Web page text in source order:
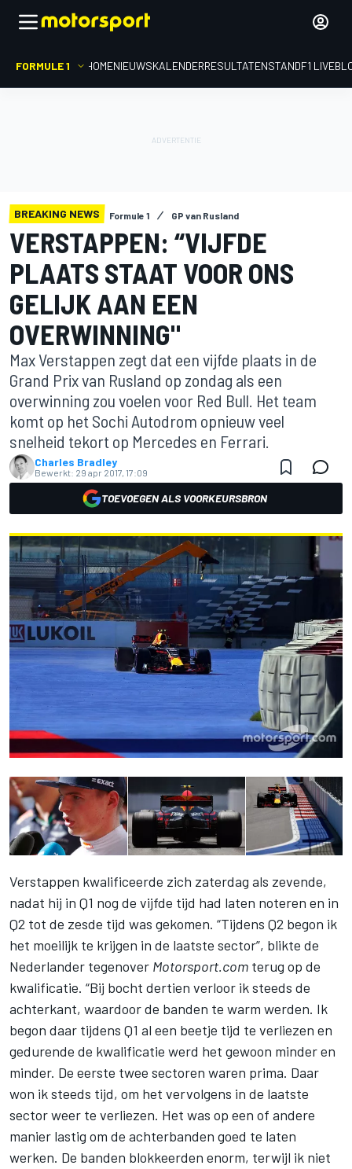
FORMULE 1 HOMENIEUWSKALENDERRESULTATENSTANDF1
BREAKING NEWS Formule 1 GP van Rusland
VERSTAPPEN: “VIJFDE
PLAATS STAAT VOOR ONS
GELIJK AAN EEN
OVERWINNING"
Max Verstappen zegt dat een vijfde plaats in de
Grand Prix van Rusland op zondag als een
overwinning zou voelen voor Red Bull. Het team
komt op het Sochi Autodrom opnieuw veel
snelheid tekort op Mercedes en Ferrari.
Charles Bradley
Bewerkt: 29 apr 2017, 17:09
TOEVOEGEN ALS VOORKEURSBRON
Verstappen kwalificeerde zich zaterdag als zevende,
nadat hij in Q1 nog de vijfde tijd had laten noteren en in
Q2 tot de zesde tijd was gekomen. “Tijdens Q2 begon ik
het moeilijk te krijgen in de laatste sector”, blikte de
Nederlander tegenover Motorsport.com terug op de
kwalificatie. “Bij bocht dertien verloor ik steeds de
achterkant, waardoor de banden te warm werden. Ik
begon daar tijdens Q1 al een beetje tijd te verliezen en
gedurende de kwalificatie werd het gewoon minder en
minder. De eerste twee sectoren waren prima. Daar
won ik steeds tijd, om het vervolgens in de laatste
sector weer te verliezen. Het was op een of andere
manier lastig om de achterbanden goed te laten
werken. De banden blokkeerden enorm, terwijl ik niet